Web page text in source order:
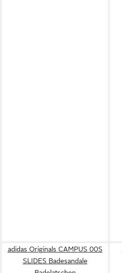
adidas Originals CAMPUS 00S
SLIDES Badesandale